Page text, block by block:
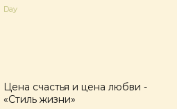
Day
Цена счастья и цена любви -
«Стиль жизни»